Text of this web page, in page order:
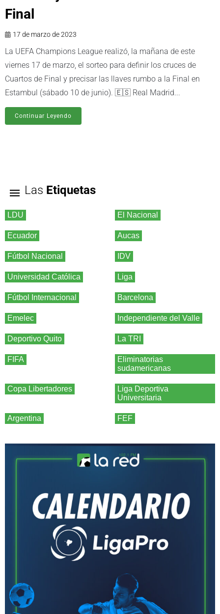
Final
17 de marzo de 2023
La UEFA Champions League realizó, la mañana de este
viernes 17 de marzo, el sorteo para definir los cruces de
Cuartos de Final y precisar las llaves rumbo a la Final en
Estambul (sábado 10 de junio). 🇪🇸 Real Madrid...
Continuar Leyendo
Las Etiquetas
LDU El Nacional
Ecuador Aucas
Fútbol Nacional IDV
Universidad Católica Liga
Fútbol Internacional Barcelona
Emelec Independiente del Valle
Deportivo Quito La TRI
FIFA
Eliminatorias
sudamericanas
Copa Libertadores
Liga Deportiva
Universitaria
Argentina FEF